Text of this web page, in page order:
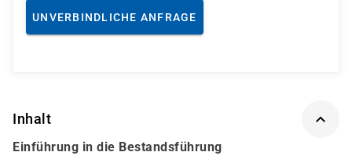
UNVERBINDLICHE ANFRAGE
Inhalt
Einführung in die Bestandsführung